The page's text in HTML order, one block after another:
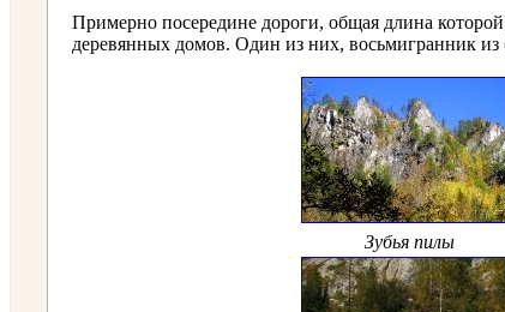
Примерно посередине дороги, общая длина которой
деревянных домов. Один из них, восьмигранник
Зубья пилы